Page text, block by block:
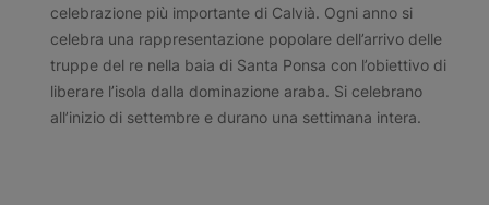
celebrazione più importante di Calvià. Ogni anno si
celebra una rappresentazione popolare dell’arrivo delle
truppe del re nella baia di Santa Ponsa con l’obiettivo di
liberare l’isola dalla dominazione araba. Si celebrano
all’inizio di settembre e durano una settimana intera.